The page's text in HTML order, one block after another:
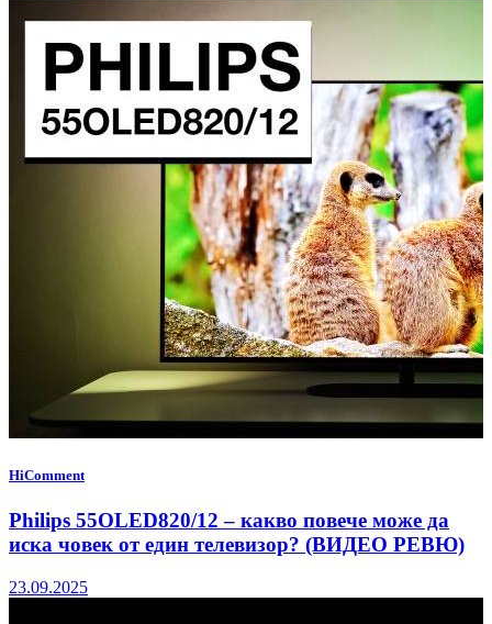
HiComment
Philips 55OLED820/12 – какво повече може да
иска човек от един телевизор? (ВИДЕО РЕВЮ)
23.09.2025